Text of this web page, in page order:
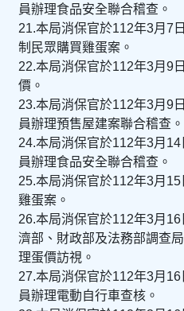
員辦理食品安全聯合稽查。
21.本局消保官於112年3月7
制民眾購買雞蛋案。
22.本局消保官於112年3月9
價。
23.本局消保官於112年3月9
員辦理預售屋建案聯合稽查。
24.本局消保官於112年3月
員辦理食品安全聯合稽查。
25.本局消保官於112年3月
雞蛋案。
26.本局消保官於112年3月
濟部、財政部及法務部調查
理蛋價訪視。
27.本局消保官於112年3月
員辦理電動自行車查核。